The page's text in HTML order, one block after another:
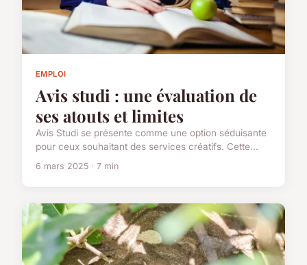
EMPLOI
Avis studi : une évaluation de
ses atouts et limites
Avis Studi se présente comme une option séduisante
pour ceux souhaitant des services créatifs. Cette...
6 mars 2025 · 7 min